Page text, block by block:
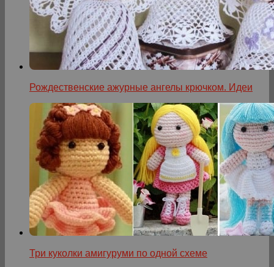
Рождественские ажурные ангелы крючком. Идеи
Три куколки амигуруми по одной схеме